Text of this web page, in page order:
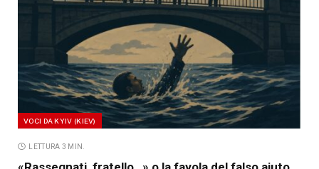
VOCI DA KYIV (KIEV)
LETTURA 3 MIN.